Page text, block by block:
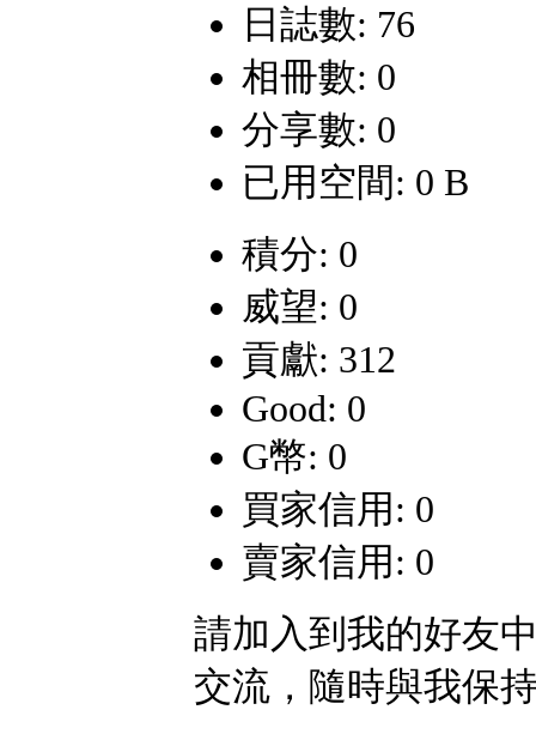
日誌數: 76
相冊數: 0
分享數: 0
已用空間: 0 B
積分: 0
威望: 0
貢獻: 312
Good: 0
G幣: 0
買家信用: 0
賣家信用: 0
請加入到我的好友
交流，隨時與我保